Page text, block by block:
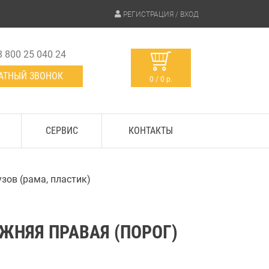
РЕГИСТРАЦИЯ / ВХОД
800 25 040 24
ЗВОНОК
0 / 0 р.
СЕРВИС КОНТАКТЫ
(рама, пластик)
ПРАВАЯ (ПОРОГ)